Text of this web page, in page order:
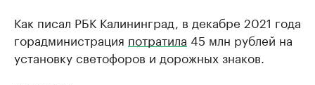
Как писал РБК Калининград, в декабре 2021 года
горадминистрация потратила 45 млн рублей на
установку светофоров и дорожных знаков.